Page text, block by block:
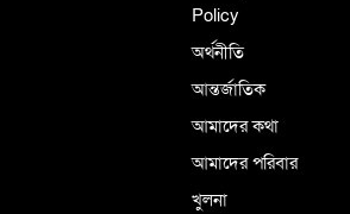
Policy
অর্থনীতি
আন্তর্জাতিক
আমাদের কথা
আমাদের পরিবার
খুলনা